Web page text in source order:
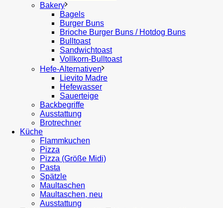
Bakery
Bagels
Burger Buns
Brioche Burger Buns / Hotdog Buns
Bulltoast
Sandwichtoast
Vollkorn-Bulltoast
Hefe-Alternativen
Lievito Madre
Hefewasser
Sauerteige
Backbegriffe
Ausstattung
Brotrechner
Küche
Flammkuchen
Pizza
Pizza (Größe Midi)
Pasta
Spätzle
Maultaschen
Maultaschen, neu
Ausstattung